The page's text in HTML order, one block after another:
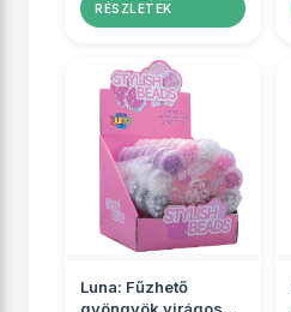
RÉSZLETEK
Luna: Fűzhető